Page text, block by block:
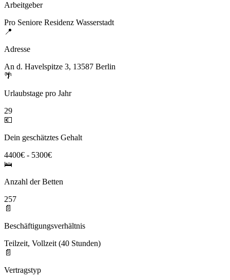
Arbeitgeber
Pro Seniore Residenz Wasserstadt
📍
Adresse
An d. Havelspitze 3, 13587 Berlin
🌴
Urlaubstage pro Jahr
29
💶
Dein geschätztes Gehalt
4400€ - 5300€
🛌
Anzahl der Betten
257
📄
Beschäftigungsverhältnis
Teilzeit, Vollzeit (40 Stunden)
📄
Vertragstyp